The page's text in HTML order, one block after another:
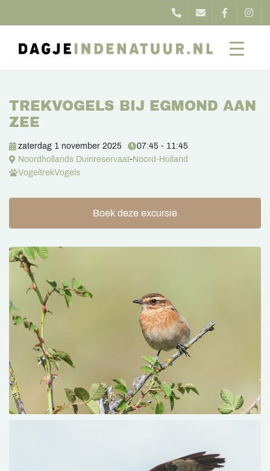
TREKVOGELS BIJ EGMOND AAN
ZEE
zaterdag 1 november 2025
07:45 - 11:45
Noordhollands Duinreservaat-Noord-Holland
VogeltrekVogels
Boek deze excursie